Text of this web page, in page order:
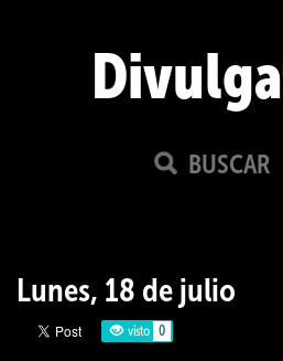
Lunes, 18 de julio
visto 0